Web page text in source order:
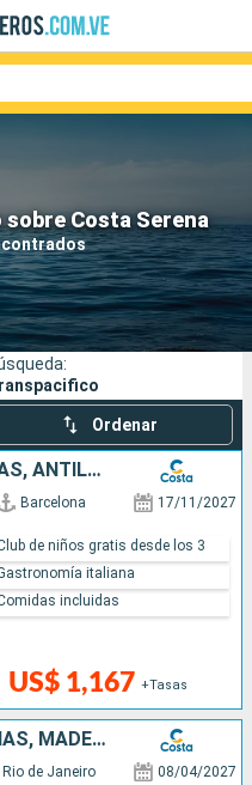
Costa Serena
Compañías
Buscar
Ordenar
ESPAÑA, GIBRALTAR, CANARIAS, ANTILLAS
Barcelona 17/11/2027
US$ 1,167 +Tasas
de niños gratis desde los 3
italiana
incluidas
BRASIL, CABO VERDE, CANARIAS, MADEIRA, ESPAÑA
Rio de Janeiro 08/04/2027